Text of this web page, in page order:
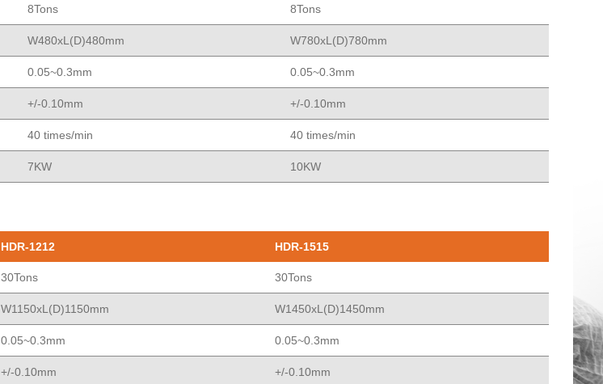
8Tons 8Tons
W480xL(D)480mm W780xL(D)780mm
0.05~0.3mm 0.05~0.3mm
+/-0.10mm +/-0.10mm
40 times/min 40 times/min
7KW 10KW
HDR-1212 HDR-1515
30Tons 30Tons
W1150xL(D)1150mm W1450xL(D)1450mm
0.05~0.3mm 0.05~0.3mm
+/-0.10mm +/-0.10mm